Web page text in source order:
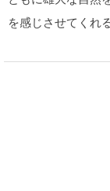
を感じさせてくれ